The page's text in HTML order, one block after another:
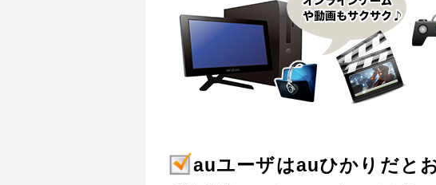
auユーザはauひかりだと